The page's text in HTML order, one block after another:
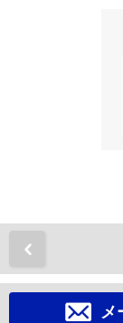
メ